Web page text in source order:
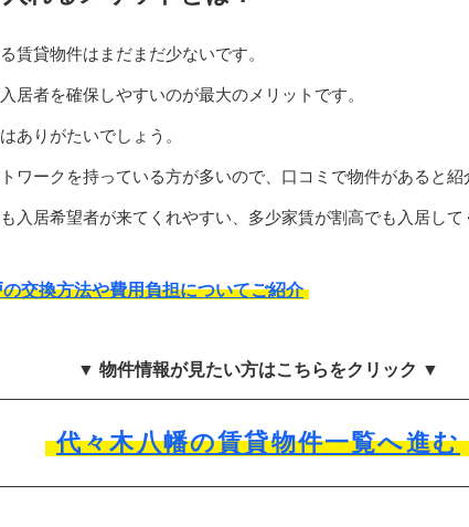
賃貸物件はまだまだ少ないです。
居者を確保しやすいのが最大のメリットです。
ありがたいでしょう。
ワークを持っている方が多いので、口コミで物件があると紹
入居希望者が来てくれやすい、多少家賃が割高でも入居して
交換方法や費用負担についてご紹介
▼ 物件情報が見たい方はこちらをクリック ▼
代々木八幡の賃貸物件一覧へ進む